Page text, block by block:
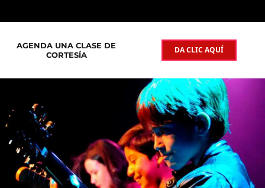
AGENDA UNA CLASE DE
CORTESÍA
DA CLIC AQUÍ